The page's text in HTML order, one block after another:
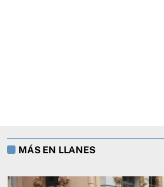
MÁS EN LLANES